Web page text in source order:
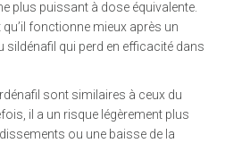
plus puissant à dose équivalente.
fonctionne mieux après un
qui perd en efficacité dans
sont similaires à ceux du
il a un risque légèrement plus
ou une baisse de la